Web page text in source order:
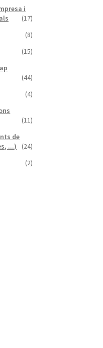
i
(17)
(8)
(15)
(44)
(4)
(11)
de
...)
(24)
(2)